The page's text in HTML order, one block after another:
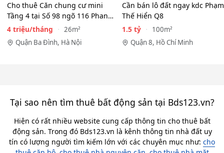
Cho thuê Căn chung cư mini
Tầng 4 tại Số 98 ngõ 116 Phan
Kế Bính, Cống Vị, Ba…
4 triệu/tháng
26m²
Quận Ba Đình, Hà Nội
Cần bán lô đất ngay kdc Phạm
Thế Hiển Q8
1.5 tỷ
100m²
Quận 8, Hồ Chí Minh
Tại sao nên tìm thuê bất động sản tại Bds123.vn?
Hiện có rất nhiều website cung cấp thông tin cho thuê bất
động sản. Trong đó Bds123.vn là kênh thông tin nhà đất uy
tín có lượng người tìm kiếm lớn với các chuyên mục như: cho